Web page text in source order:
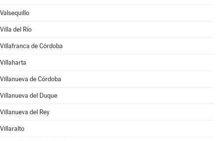
Valsequillo
Villa del Río
Villafranca de Córdoba
Villaharta
Villanueva de Córdoba
Villanueva del Duque
Villanueva del Rey
Villaralto